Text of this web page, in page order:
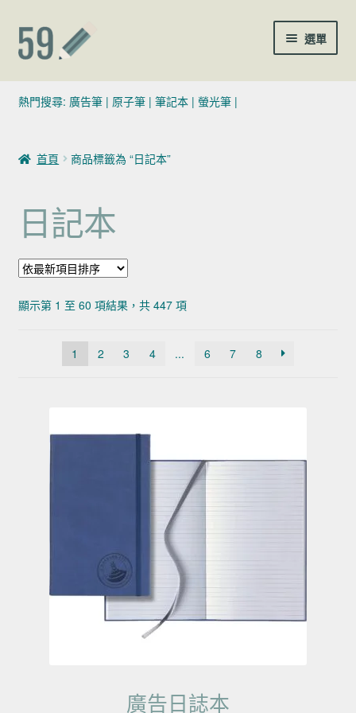
跳至導覽列
跳至主要內容 選單
(02)7729-4140
聯絡我們
熱門搜尋: 廣告筆| 原子筆| 筆記本| 螢光筆|
首頁 商品標籤為 “日記本”
日記本
顯示第 1 至 60 項結果，共 447 項依最新項目排序
1 2 3 4 ... 6 7 8
廣告日誌本